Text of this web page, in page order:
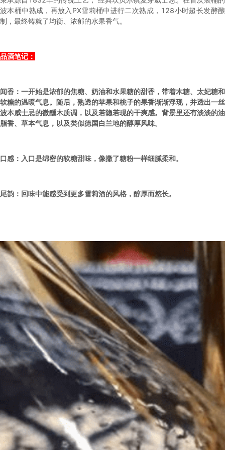
波本桶中熟成，再放入PX雪莉桶中进行二次熟成，128小时超长发酵酿
制，最终铸就了均衡、浓郁的水果香气。
品酒笔记：
闻香：一开始是浓郁的焦糖、奶油和水果糖的甜香，带着木糖、太妃糖和
软糖的温暖气息。随后，熟透的苹果和桃子的果香渐渐浮现，并透出一丝
波本威士忌的微醺木质调，以及若隐若现的干爽感。背景里还有淡淡的油
脂香、草本气息，以及类似德国白兰地的醇厚风味。
口感：入口是绵密的软糖甜味，像撒了糖粉一样细腻柔和。
尾韵：回味中能感受到更多雪莉酒的风格，醇厚而悠长。